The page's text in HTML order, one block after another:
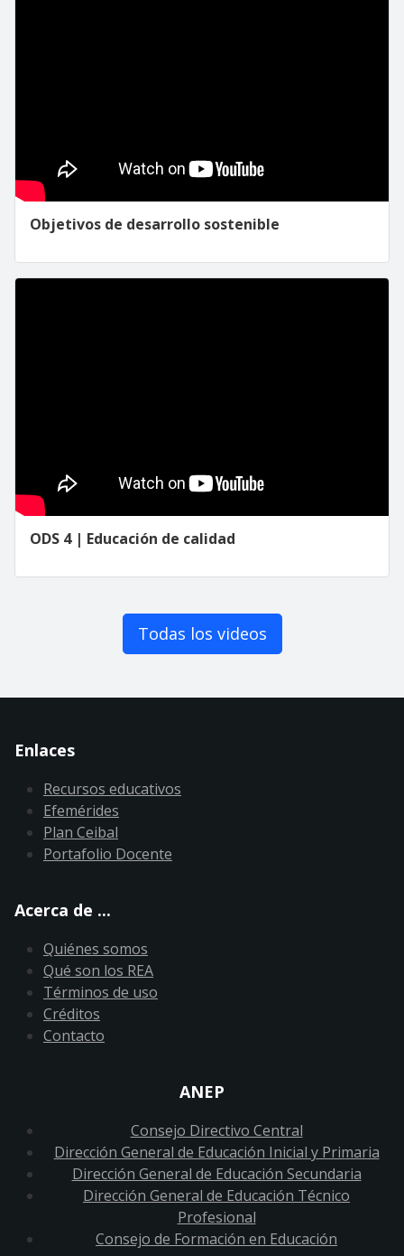
Objetivos de desarrollo sostenible
ODS 4 | Educación de calidad
Todas los videos
Enlaces
Recursos educativos
Efemérides
Plan Ceibal
Portafolio Docente
Acerca de ...
Quiénes somos
Qué son los REA
Términos de uso
Créditos
Contacto
ANEP
Consejo Directivo Central
Dirección General de Educación Inicial y Primaria
Dirección General de Educación Secundaria
Dirección General de Educación Técnico
Profesional
Consejo de Formación en Educación